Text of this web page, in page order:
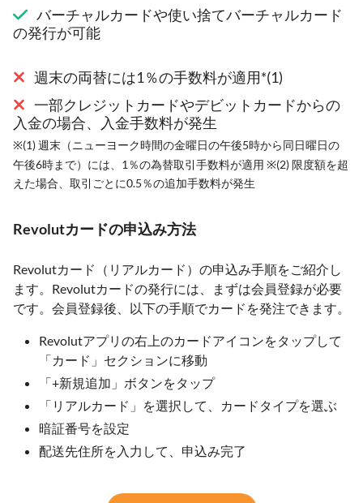
バーチャルカードや使い捨てバーチャルカード
の発行が可能
週末の両替には1％の手数料が適用*(1)
一部クレジットカードやデビットカードからの
入金の場合、入金手数料が発生
※(1) 週末（ニューヨーク時間の金曜日の午後5時から同日曜日の
午後6時まで）には、1％の為替取引手数料が適用 ※(2) 限度額を超
えた場合、取引ごとに0.5％の追加手数料が発生
Revolutカードの申込み方法
Revolutカード（リアルカード）の申込み手順をご紹介し
ます。Revolutカードの発行には、まずは会員登録が必要
です。会員登録後、以下の手順でカードを発注できます。
Revolutアプリの右上のカードアイコンをタップして
「カード」セクションに移動
「+新規追加」ボタンをタップ
「リアルカード」を選択して、カードタイプを選ぶ
暗証番号を設定
配送先住所を入力して、申込み完了